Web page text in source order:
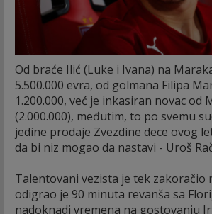
Od braće Ilić (Luke i Ivana) na
5.500.000 evra, od golmana Filipa
1.200.000, već je inkasiran novac od
(2.000.000), međutim, to po svemu
jedine prodaje Zvezdine dece ovog
da bi niz mogao da nastavi - Uroš
Talentovani vezista je tek zakoračio
odigrao je 90 minuta revanša sa
nadoknadi vremena na gostovanju